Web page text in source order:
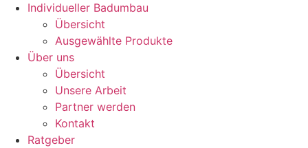
Individueller Badumbau
Übersicht
Ausgewählte Produkte
Über uns
Übersicht
Unsere Arbeit
Partner werden
Kontakt
Ratgeber